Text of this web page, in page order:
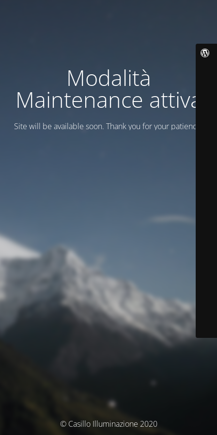
Modalità
Maintenance attiva
Site will be available soon. Thank you for your patience!
© Casillo Illuminazione 2020